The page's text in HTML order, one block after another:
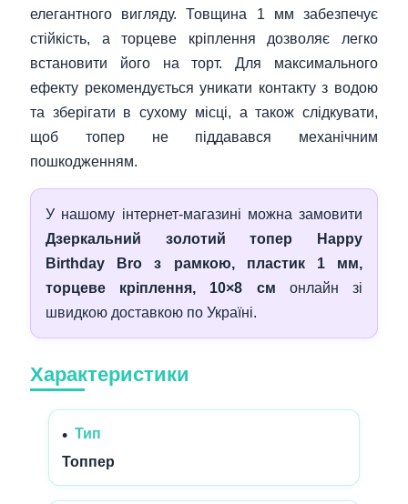
елегантного вигляду. Товщина 1 мм забезпечує
стійкість, а торцеве кріплення дозволяє легко
встановити його на торт. Для максимального
ефекту рекомендується уникати контакту з водою
та зберігати в сухому місці, а також слідкувати,
щоб топер не піддавався механічним
пошкодженням.
У нашому інтернет‑магазині можна замовити
Дзеркальний золотий топер Happy
Birthday Bro з рамкою, пластик 1 мм,
торцеве кріплення, 10×8 см онлайн зі
швидкою доставкою по Україні.
Характеристики
Тип
Топпер